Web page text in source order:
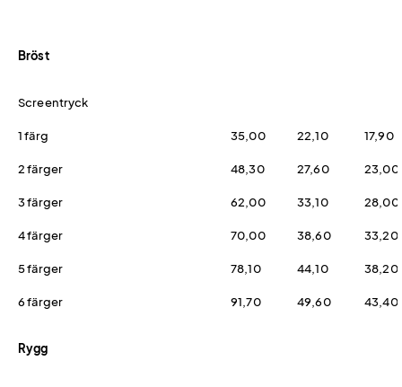
Bröst
Screentryck
1 färg 35,00 22,10 17,90
2 färger 48,30 27,60 23,00
3 färger 62,00 33,10 28,00
4 färger 70,00 38,60 33,20
5 färger 78,10 44,10 38,20
6 färger 91,70 49,60 43,40
Rygg